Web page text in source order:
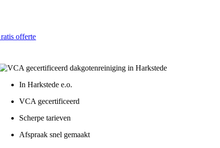
offerte
In Harkstede e.o.
VCA gecertificeerd
Scherpe tarieven
Afspraak snel gemaakt